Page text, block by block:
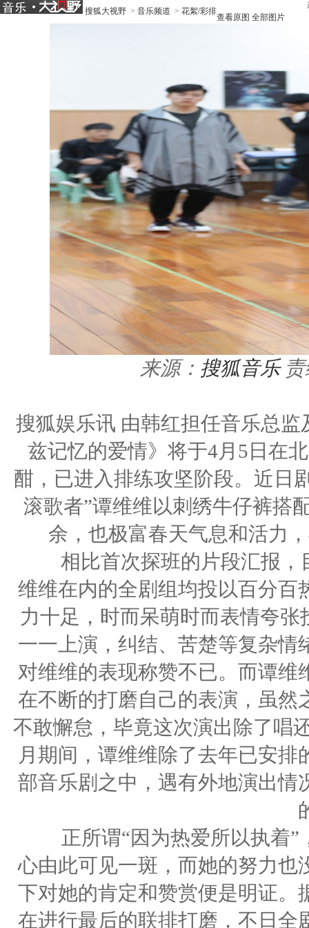
搜狐大视野 > 音乐频道 > 花絮/彩排
查看原图 全部图片
来源： 搜狐音乐
搜狐娱乐讯 由韩红担任音乐总
兹记忆的爱情》将于4月5日在
酣，已进入排练攻坚阶段。近日
滚歌者”谭维维以刺绣牛仔裤搭
余，也极富春天气息和活力
相比首次探班的片段汇报，
维维在内的全剧组均投以百分百
力十足，时而呆萌时而表情夸张
一一上演，纠结、苦楚等复杂
对维维的表现称赞不已。而谭
在不断的打磨自己的表演，虽然
不敢懈怠，毕竟这次演出除了唱
月期间，谭维维除了去年已安
部音乐剧之中，遇有外地演出情
正所谓“因为热爱所以执着”
心由此可见一斑，而她的努力也
下对她的肯定和赞赏便是明证。
在进行最后的联排打磨，不日全